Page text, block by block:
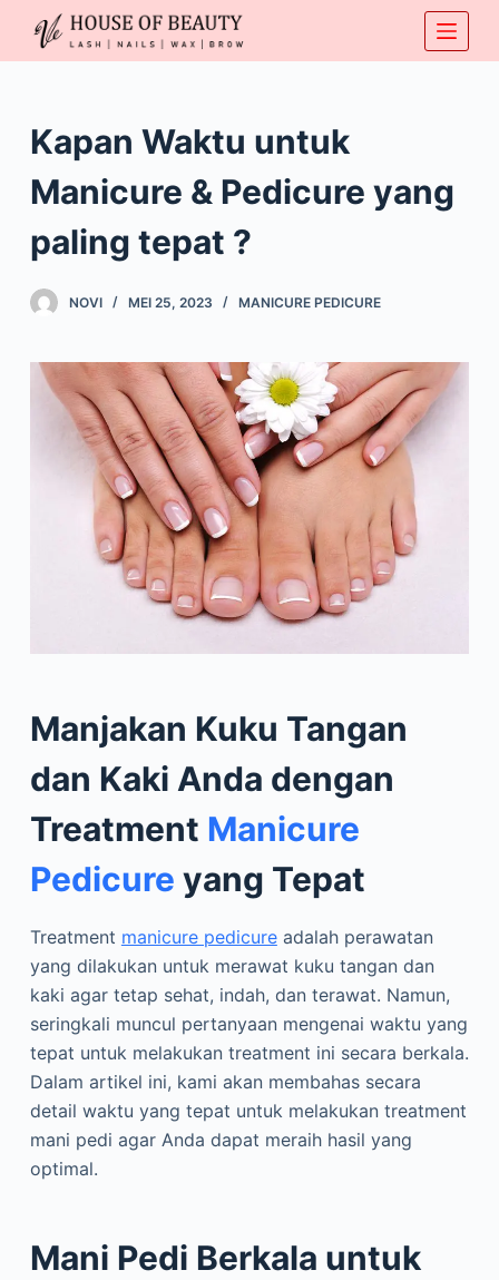
c
n
e
Kapan Waktu untuk
Manicure & Pedicure yang
paling tepat ?
NOVI MEI 25, 2023 MANICURE PEDICURE
Manjakan Kuku Tangan
dan Kaki Anda dengan
Treatment Manicure
Pedicure yang Tepat
Treatment manicure pedicureadalah perawatan
yang dilakukan untuk merawat kuku tangan dan
kaki agar tetap sehat, indah, dan terawat. Namun,
seringkali muncul pertanyaan mengenai waktu yang
tepat untuk melakukan treatment ini secara berkala.
Dalam artikel ini, kami akan membahas secara
detail waktu yang tepat untuk melakukan treatment
mani pedi agar Anda dapat meraih hasil yang
optimal.
Mani Pedi Berkala untuk